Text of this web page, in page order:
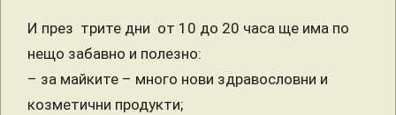
И през трите дни от 10 до 20 часа ще има по
нещо забавно и полезно:
– за майките – много нови здравословни и
козметични продукти;